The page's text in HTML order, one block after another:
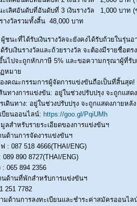
เลิศอันดับที่อันดับที่ 3 เงินรางวัล 1,000 บาท
ลรวมทั้งสิ้น 48,000 บาท
ชนะที่ได้รับเงินรางวัลจะยังคงได้รับถ้วยในรุ่
บเงินรางวัลและถ้วยรางวัล จะต้องมีรายชื่อตร
นไปจะถูกหักภาษี 5% และขอความกรุณาผู้ที่รั
หมาย
งคณะกรรมการผู้จัดการแข่งขันถือเป็นที่สิ้นสุด!
นทางการแข่งขัน: อยู่ในช่วงปรับปรุง จะถูกแสด
เดินทาง: อยู่ในช่วงปรับปรุง จะถูกแสดงภายหลัง
บียนออนไลน์: https://goo.gl/PqiUMh
ลสำหรับรายระเอียดของการแข่งขันฯ
นด้านการจัดงารแข่งขันฯ
087 518 4666(THAI/ENG)
890 8727(THAI/ENG)
894 2356
นด้านที่พักสำหรับการแข่งขันฯ
251 7782
มด้านการลงทะเบียนและชำระค่าสมัครออนไล